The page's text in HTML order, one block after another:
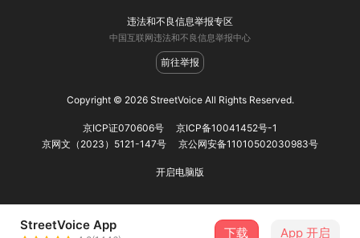
违法和不良信息举报专区
中国互联网违法和不良信息举报中心
前往举报
Copyright © 2026 StreetVoice All Rights Reserved.
京ICP证070606号
京ICP备10041452号-1
京网文（2023）5121-147号
京公网安备11010502030983号
开启电脑版
StreetVoice App
下载 App 开启